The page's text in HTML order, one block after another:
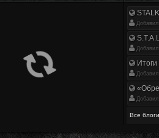
Все блоги